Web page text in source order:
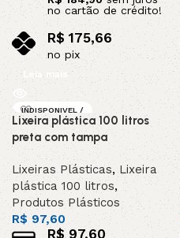
no cartão de crédito!
R$175,66
no pix
Leia mais
INDISPONIVEL /
SOB ENCOMEND
A
Lixeira plástica 100 litros
preta com tampa
Lixeiras Plásticas,Lixeira
plástica 100 litros,
Produtos Plásticos
R$ 97,60
R$97,60